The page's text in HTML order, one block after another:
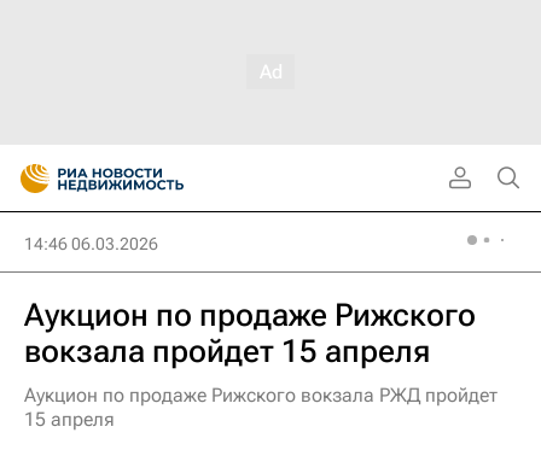
14:46 06.03.2026
Аукцион по продаже Рижского
вокзала пройдет 15 апреля
Аукцион по продаже Рижского вокзала РЖД пройдет
15 апреля